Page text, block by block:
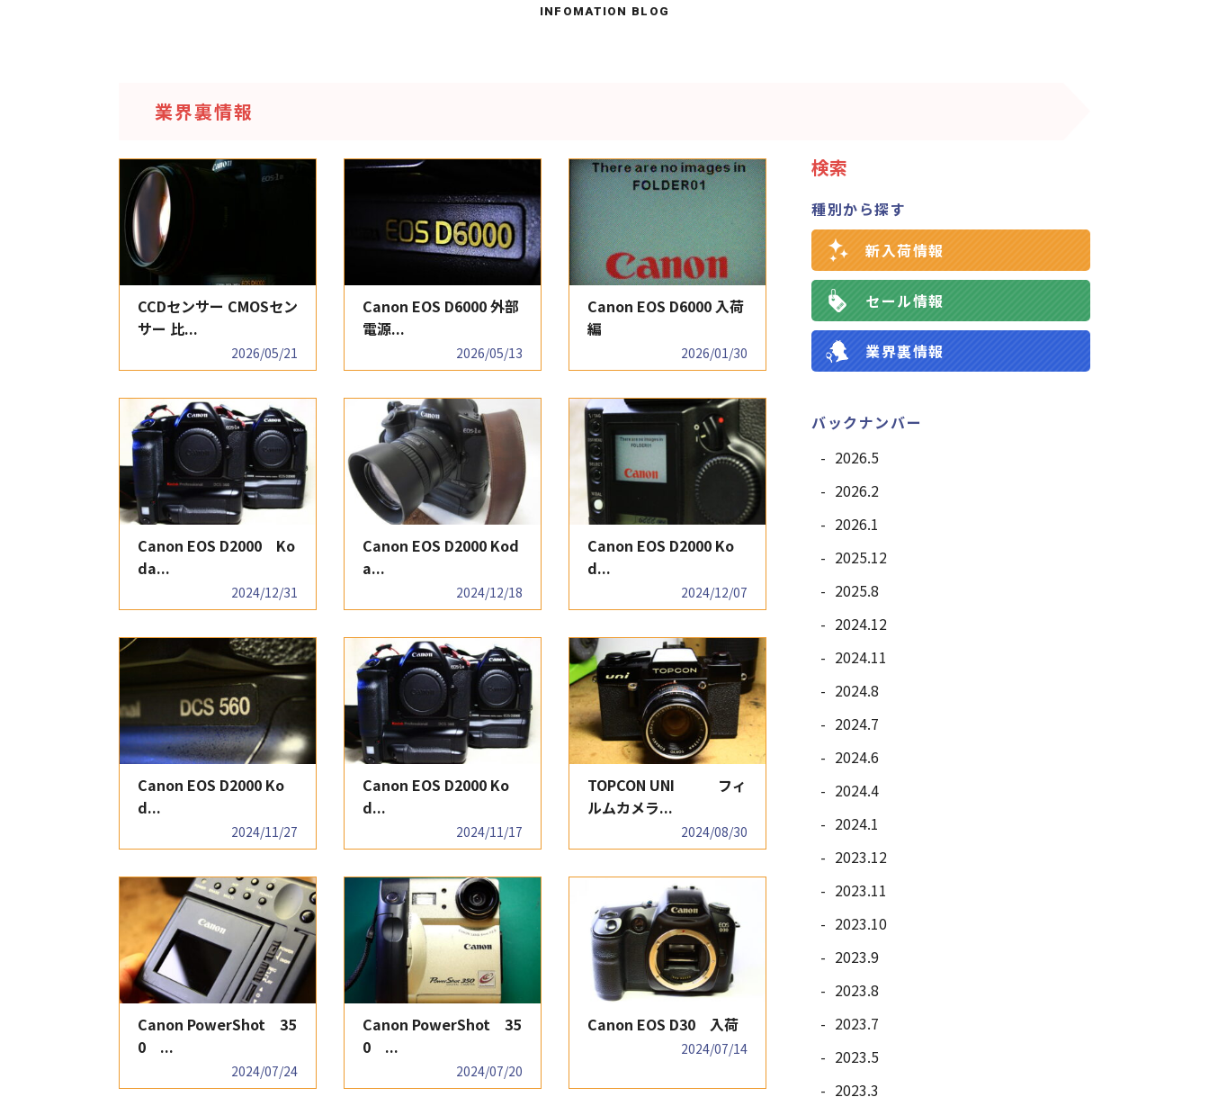
業界裏情報
CCDセンサー CMOSセン
サー 比...
2026/05/21
Canon EOS D6000 外部
電源...
2026/05/13
Canon EOS D6000 入荷
編
2026/01/30
Canon EOS D2000 Ko
da...
2024/12/31
Canon EOS D2000 Kod
a...
2024/12/18
Canon EOS D2000 Ko
d...
2024/12/07
Canon EOS D2000 Ko
d...
2024/11/27
Canon EOS D2000 Ko
d...
2024/11/17
TOPCON UNI フィ
ルムカメラ...
2024/08/30
Canon PowerShot 35
0 ...
2024/07/24
Canon PowerShot 35
0 ...
2024/07/20
Canon EOS D30 入荷
2024/07/14
検索
種別から探す
新入荷情報
セール情報
業界裏情報
バックナンバー
2026.5
2026.2
2026.1
2025.12
2025.8
2024.12
2024.11
2024.8
2024.7
2024.6
2024.4
2024.1
2023.12
2023.11
2023.10
2023.9
2023.8
2023.7
2023.5
2023.3